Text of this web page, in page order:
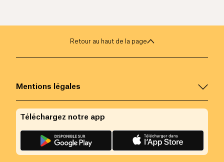
Retour au haut de la page
Mentions légales
Téléchargez notre app